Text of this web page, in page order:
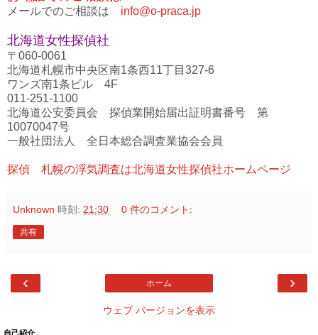
メールでのご相談は info@o-praca.jp
北海道女性探偵社
〒060-0061
北海道札幌市中央区南1条西11丁目327-6
ワンズ南1条ビル 4F
011-251-1100
北海道公安委員会 探偵業開始届出証明書番号 第
10070047号
一般社団法人 全日本総合調査業協会会員
探偵 札幌の浮気調査は北海道女性探偵社ホームページ
Unknown 時刻: 21:30 0 件のコメント:
共有
‹ ›
ホーム
ウェブ バージョンを表示
自己紹介